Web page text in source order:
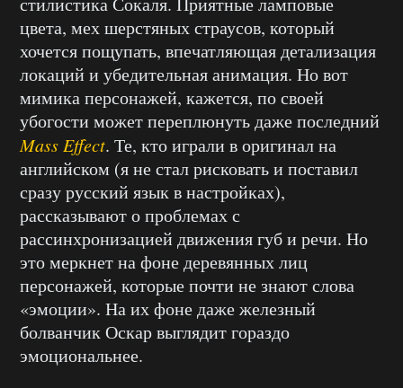
цвета, мех шерстяных страусов, который
хочется пощупать, впечатляющая детализация
локаций и убедительная анимация. Но вот
мимика персонажей, кажется, по своей
убогости может переплюнуть даже последний
Mass Effect. Те, кто играли в оригинал на
английском (я не стал рисковать и поставил
сразу русский язык в настройках),
рассказывают о проблемах с
рассинхронизацией движения губ и речи. Но
это меркнет на фоне деревянных лиц
персонажей, которые почти не знают слова
«эмоции». На их фоне даже железный
болванчик Оскар выглядит гораздо
эмоциональнее.